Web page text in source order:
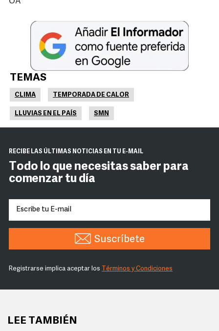
TEMAS
CLIMA TEMPORADA DE CALOR
LLUVIAS EN EL PAÍS SMN
RECIBE LAS ÚLTIMAS NOTICIAS EN TU E-MAIL
Todo lo que necesitas saber para
comenzar tu día
Suscríbete
Registrarse implica aceptar los Términos y Condiciones
LEE TAMBIÉN